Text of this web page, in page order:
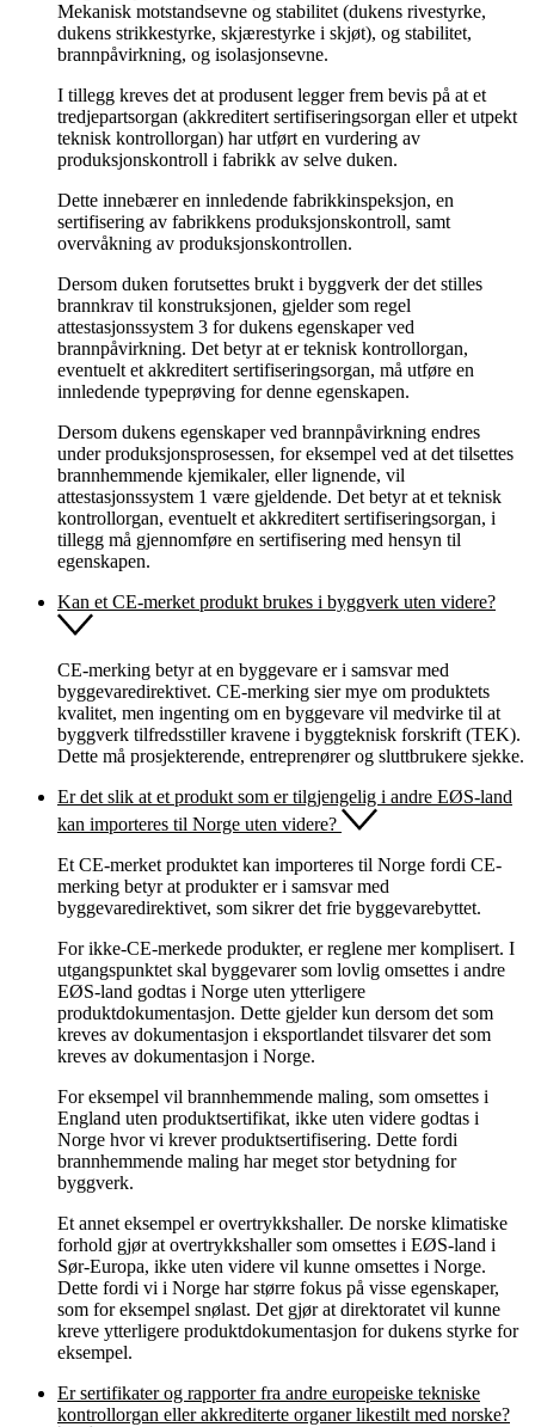
Mekanisk motstandsevne og stabilitet (dukens rivestyrke,
dukens strikkestyrke, skjærestyrke i skjøt), og stabilitet,
brannpåvirkning, og isolasjonsevne.
I tillegg kreves det at produsent legger frem bevis på at et
tredjepartsorgan (akkreditert sertifiseringsorgan eller et utpekt
teknisk kontrollorgan) har utført en vurdering av
produksjonskontroll i fabrikk av selve duken.
Dette innebærer en innledende fabrikkinspeksjon, en
sertifisering av fabrikkens produksjonskontroll, samt
overvåkning av produksjonskontrollen.
Dersom duken forutsettes brukt i byggverk der det stilles
brannkrav til konstruksjonen, gjelder som regel
attestasjonssystem 3 for dukens egenskaper ved
brannpåvirkning. Det betyr at er teknisk kontrollorgan,
eventuelt et akkreditert sertifiseringsorgan, må utføre en
innledende typeprøving for denne egenskapen.
Dersom dukens egenskaper ved brannpåvirkning endres
under produksjonsprosessen, for eksempel ved at det tilsettes
brannhemmende kjemikaler, eller lignende, vil
attestasjonssystem 1 være gjeldende. Det betyr at et teknisk
kontrollorgan, eventuelt et akkreditert sertifiseringsorgan, i
tillegg må gjennomføre en sertifisering med hensyn til
egenskapen.
Kan et CE-merket produkt brukes i byggverk uten videre?
CE-merking betyr at en byggevare er i samsvar med
byggevaredirektivet. CE-merking sier mye om produktets
kvalitet, men ingenting om en byggevare vil medvirke til at
byggverk tilfredsstiller kravene i byggteknisk forskrift (TEK).
Dette må prosjekterende, entreprenører og sluttbrukere sjekke.
Er det slik at et produkt som er tilgjengelig i andre EØS-land
kan importeres til Norge uten videre?
Et CE-merket produktet kan importeres til Norge fordi CE-
merking betyr at produkter er i samsvar med
byggevaredirektivet, som sikrer det frie byggevarebyttet.
For ikke-CE-merkede produkter, er reglene mer komplisert. I
utgangspunktet skal byggevarer som lovlig omsettes i andre
EØS-land godtas i Norge uten ytterligere
produktdokumentasjon. Dette gjelder kun dersom det som
kreves av dokumentasjon i eksportlandet tilsvarer det som
kreves av dokumentasjon i Norge.
For eksempel vil brannhemmende maling, som omsettes i
England uten produktsertifikat, ikke uten videre godtas i
Norge hvor vi krever produktsertifisering. Dette fordi
brannhemmende maling har meget stor betydning for
byggverk.
Et annet eksempel er overtrykkshaller. De norske klimatiske
forhold gjør at overtrykkshaller som omsettes i EØS-land i
Sør-Europa, ikke uten videre vil kunne omsettes i Norge.
Dette fordi vi i Norge har større fokus på visse egenskaper,
som for eksempel snølast. Det gjør at direktoratet vil kunne
kreve ytterligere produktdokumentasjon for dukens styrke for
eksempel.
Er sertifikater og rapporter fra andre europeiske tekniske
kontrollorgan eller akkrediterte organer likestilt med norske?